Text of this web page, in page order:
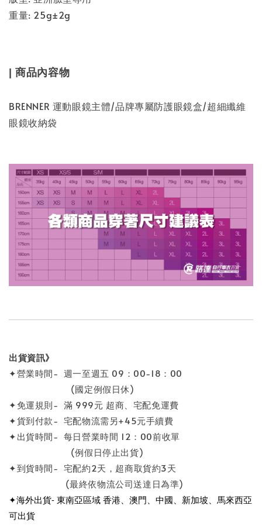
重量: 25g±2g
| 商品內容物
BRENNER 運動眼鏡主體/品牌專屬防護眼鏡盒/超細纖維
眼鏡收納袋
出貨資訊》
✦營業時間- 週一至週五 09：00-18：00
(國定例假日休)
✦免運規則- 滿 999元 超商、宅配免運費
✦貨到付款- 宅配物流需另+45元手續費
✦出貨時間- 每日營業時間 12：00前收單
(例假日停止出貨)
✦到貨時間- 宅配約2天，超商取貨約3天
(最終依物流公司送達日為準)
✦海外出貨- 東南亞區域 香港、澳門、中國、新加坡、馬來西亞
可出貨